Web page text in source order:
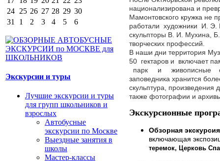
24 25 26 27 28 29 30
31
1 2 3 4 5 6
Экскурсии и туры
Лучшие экскурсии и туры
для групп школьников и
взрослых
Автобусные
экскурсии по Москве
Выездные занятия в
школы
Мастер-классы
национализирована и
Мамонтовского кружка не
работали художники И. Э.
скульпторы В. И. Мухина,
творческих профессий.
В наши дни территория
50 гектаров и
парк и живописные
заповедника хранится
скульптура, произведения
также фотографии и
Экскурсионные
Обзорная
включающая
теремок, Церковь